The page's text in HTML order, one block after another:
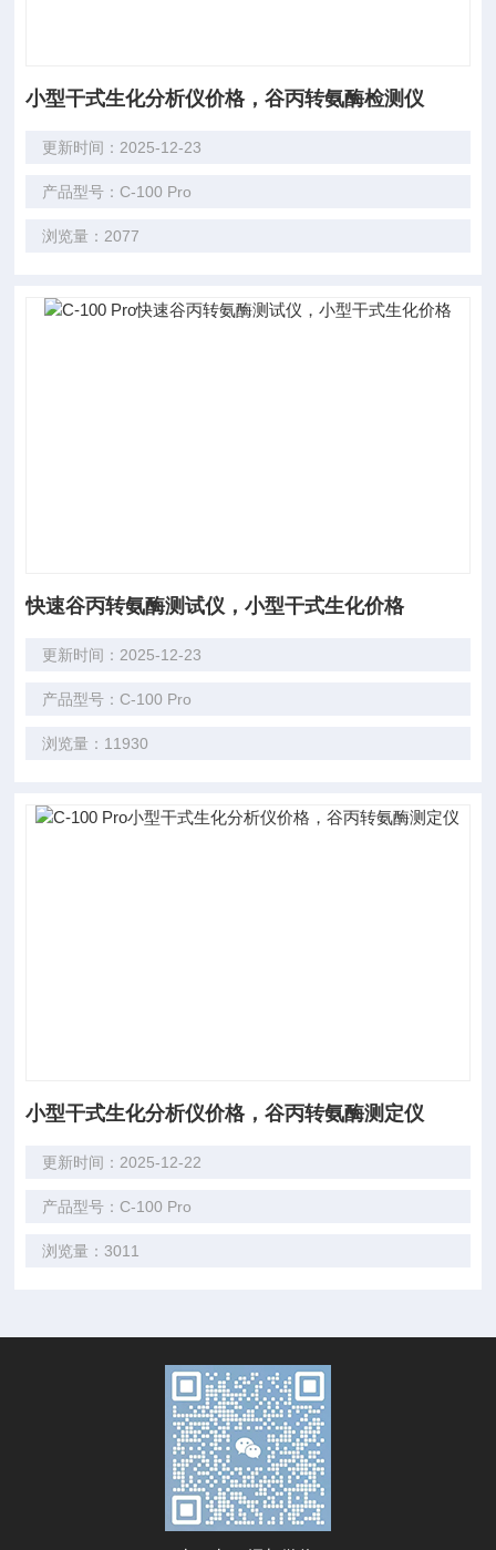
小型干式生化分析仪价格，谷丙转氨酶检测仪
更新时间：2025-12-23
产品型号：C-100 Pro
浏览量：2077
快速谷丙转氨酶测试仪，小型干式生化价格
更新时间：2025-12-23
产品型号：C-100 Pro
浏览量：11930
小型干式生化分析仪价格，谷丙转氨酶测定仪
更新时间：2025-12-22
产品型号：C-100 Pro
浏览量：3011